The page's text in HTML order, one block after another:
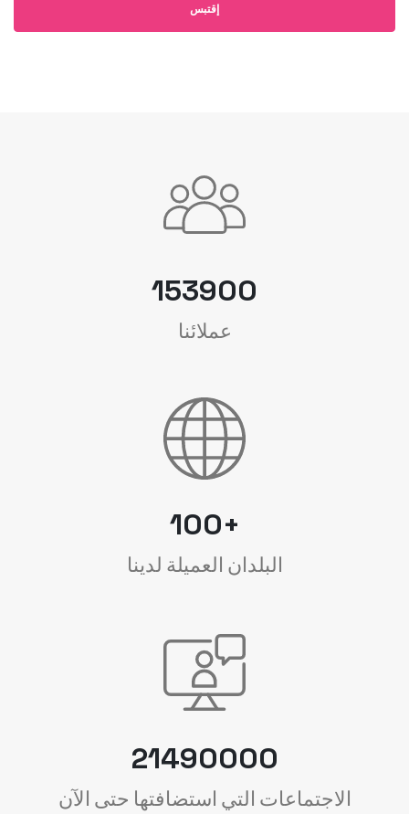
إقتبس
153900
عملائنا
100+
البلدان العميلة لدينا
21490000
الاجتماعات التي استضافتها حتى الآن